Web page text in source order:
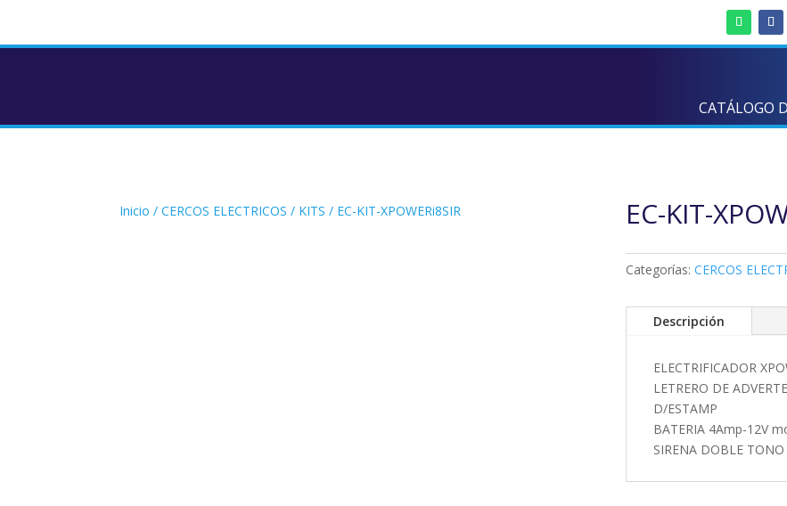
CATÁLOGO
Inicio /CERCOS ELECTRICOS / KITS / EC-KIT-XPOWERi8SIR EC-KIT-
Categorías: CERCOS
Descripción
ELECTRIFICADOR
LETRERO DE
D/ESTAMP
BATERIA 4Amp-12V
SIRENA DOBLE